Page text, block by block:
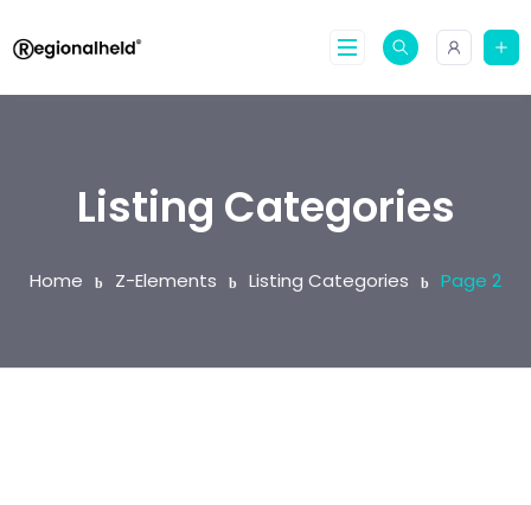
Listing Categories
Home Z-Elements Listing Categories Page 2